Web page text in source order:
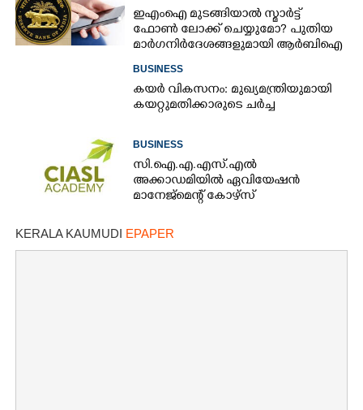
ഇഎംഐ മുടങ്ങിയാൽ സ്മാർട്ട്
ഫോൺ ലോക്ക് ചെയ്യുമോ? പുതിയ
മാർഗനിർദേശങ്ങളുമായി ആർബിഐ
BUSINESS
കയർ വികസനം: മുഖ്യമന്ത്രിയുമായി
കയറ്റുമതിക്കാരുടെ ചർച്ച
BUSINESS
സി.ഐ.എ.എസ്.എൽ
അക്കാഡമിയിൽ ഏവിയേഷൻ
മാനേജ്മെന്റ് കോഴ്സ്
KERALA KAUMUDI EPAPER